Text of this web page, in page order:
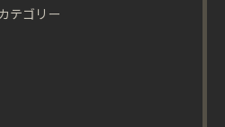
テゴリー